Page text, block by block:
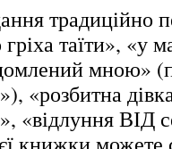
традиційно
таїти», «у
мною»
«розбитна
«відлуння ВІД